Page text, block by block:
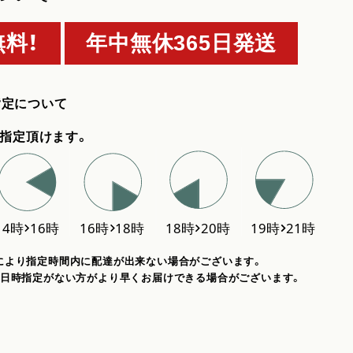
！ 年中無休365日発送
について
定頂けます。
り指定時間内に配達が出来ない場合がございます。
時指定がない方がより早くお届けできる場合がございます。